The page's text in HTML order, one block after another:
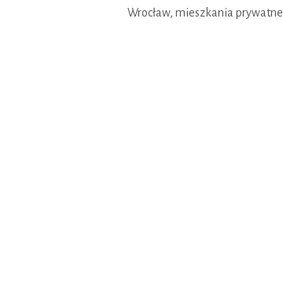
Wrocław, mieszkania prywatne